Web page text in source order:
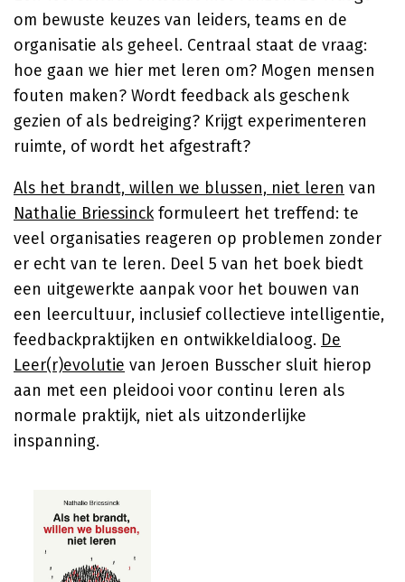
om bewuste keuzes van leiders, teams en de
organisatie als geheel. Centraal staat de vraag:
hoe gaan we hier met leren om? Mogen mensen
fouten maken? Wordt feedback als geschenk
gezien of als bedreiging? Krijgt experimenteren
ruimte, of wordt het afgestraft?
Als het brandt, willen we blussen, niet leren van
Nathalie Briessinckformuleert het treffend: te
veel organisaties reageren op problemen zonder
er echt van te leren. Deel 5 van het boek biedt
een uitgewerkte aanpak voor het bouwen van
een leercultuur, inclusief collectieve intelligentie,
feedbackpraktijken en ontwikkeldialoog. De
Leer(r)evolutie van Jeroen Busscher sluit hierop
aan met een pleidooi voor continu leren als
normale praktijk, niet als uitzonderlijke
inspanning.